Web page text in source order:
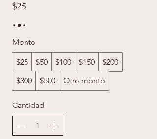
$25
Monto
$25 $50 $100 $150
$200
$300
$500 Otro monto
Cantidad